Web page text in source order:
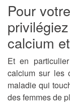
Pour
calcium
Et en
calcium sur les
maladie qui
des femmes de